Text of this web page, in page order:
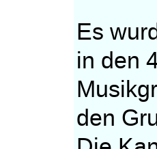
Es
in den
den